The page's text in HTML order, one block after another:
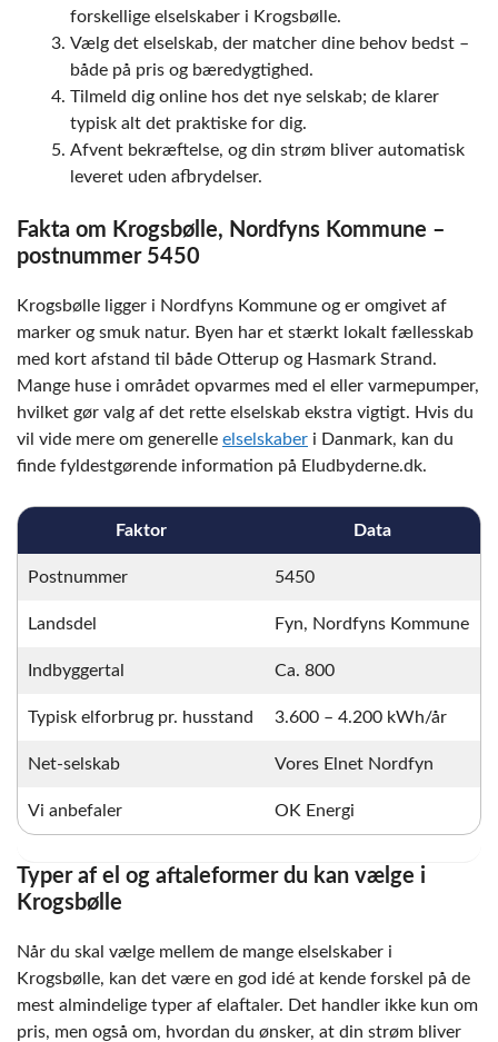
forskellige elselskaber i Krogsbølle.
Vælg det elselskab, der matcher dine behov bedst –
både på pris og bæredygtighed.
Tilmeld dig online hos det nye selskab; de klarer
typisk alt det praktiske for dig.
Afvent bekræftelse, og din strøm bliver automatisk
leveret uden afbrydelser.
Fakta om Krogsbølle, Nordfyns Kommune –
postnummer 5450
Krogsbølle ligger i Nordfyns Kommune og er omgivet af
marker og smuk natur. Byen har et stærkt lokalt fællesskab
med kort afstand til både Otterup og Hasmark Strand.
Mange huse i området opvarmes med el eller varmepumper,
hvilket gør valg af det rette elselskab ekstra vigtigt. Hvis du
vil vide mere om generelle elselskaber i Danmark, kan du
finde fyldestgørende information på Eludbyderne.dk.
Faktor Data
Postnummer 5450
Landsdel Fyn, Nordfyns Kommune
Indbyggertal Ca. 800
Typisk elforbrug pr. husstand 3.600 – 4.200 kWh/år
Net-selskab Vores Elnet Nordfyn
Vi anbefaler OK Energi
Typer af el og aftaleformer du kan vælge i
Krogsbølle
Når du skal vælge mellem de mange elselskaber i
Krogsbølle, kan det være en god idé at kende forskel på de
mest almindelige typer af elaftaler. Det handler ikke kun om
pris, men også om, hvordan du ønsker, at din strøm bliver